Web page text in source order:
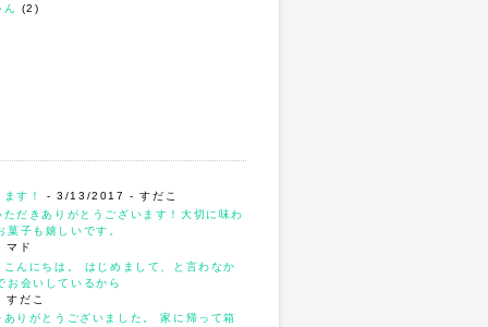
ん
(2)
す！ - 3/13/2017
- すだこ
だきありがとうございます！大切に味わ
菓子も嬉しいです。
マド
こんにちは。 はじめまして、と言わなか
お会いしているから
すだこ
りがとうございました。 家に帰って箱